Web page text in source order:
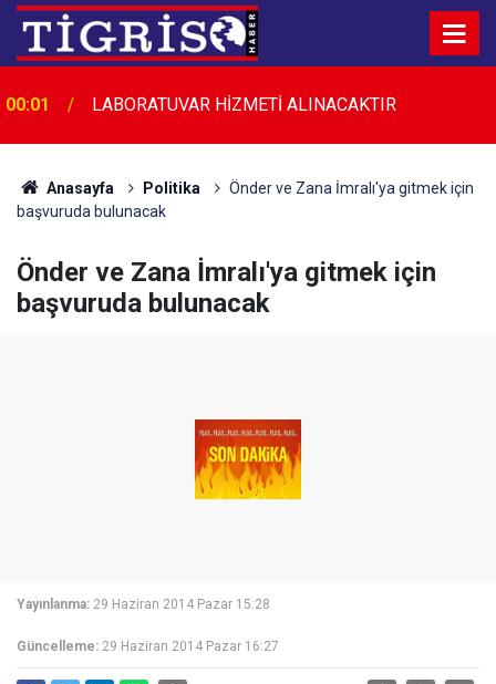
00:01 LABORATUVAR HİZMETİ ALINACAKTIR
Anasayfa Politika
Önder ve Zana İmralı'ya gitmek için
başvuruda bulunacak
Önder ve Zana İmralı'ya gitmek için
başvuruda bulunacak
Yayınlanma: 29 Haziran 2014 Pazar 15:28
Güncelleme: 29 Haziran 2014 Pazar 16:27